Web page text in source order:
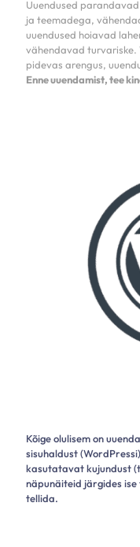
Uuendused
ja teemadega,
uuendused hoiavad
vähendavad
pidevas arengus,
Enne uuendamist, tee
Kõige olulisem on
sisuhaldust (WordPressi
kasutatavat kujundust
näpunäiteid järgides
tellida.